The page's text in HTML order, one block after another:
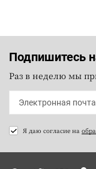
Подпишитесь
Раз в неделю мы
Я даю согласие на